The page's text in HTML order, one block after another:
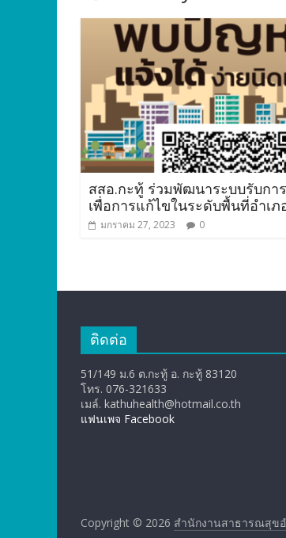
สสอ.กะทู้ ร่วมพัฒนาระบบรับกา
เพื่อการแก้ไขในระดับพื้นที่อำเภ
มกราคม 27, 2023 0
ติดต่อ
51/149 ม.6 ต.กะทู้ อ. กะทู้ 83120
โทร. 076-321633
เมล์. kathuhealth@hotmail.co.th
แฟนเพจ Facebook
Copyright © 2026 สำนักงานสาธารณสุขอ